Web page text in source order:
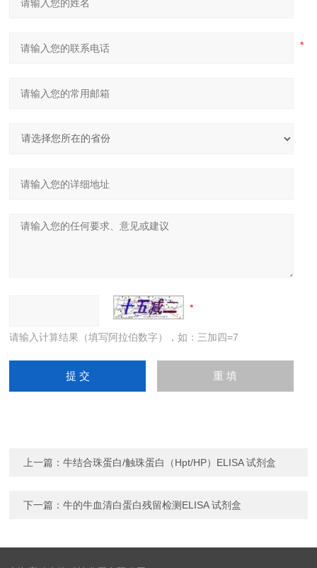
请输入计算结果（填写阿拉伯数字），如：三加四=7
上一篇：牛结合珠蛋白/触珠蛋白（Hpt/HP）ELISA 试剂盒
下一篇：牛的牛血清白蛋白残留检测ELISA 试剂盒